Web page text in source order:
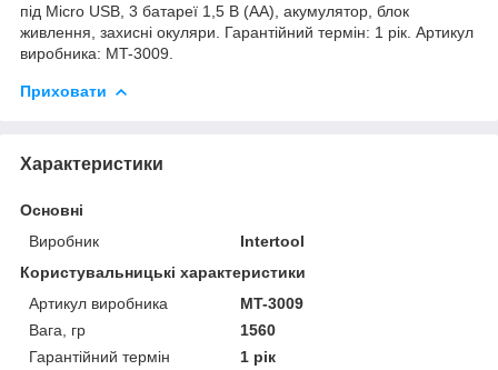
під Micro USB, 3 батареї 1,5 В (АА), акумулятор, блок
живлення, захисні окуляри. Гарантійний термін: 1 рік. Артикул
виробника: MT-3009.
Приховати
Характеристики
Основні
Виробник
Intertool
Користувальницькі характеристики
Артикул виробника
MT-3009
Вага, гр
1560
Гарантійний термін
1 рік